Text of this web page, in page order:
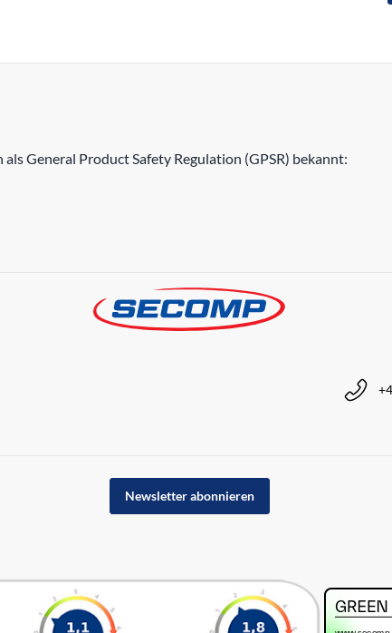
General Product Safety Regulation (GPSR) bekannt:
Newsletter abonnieren